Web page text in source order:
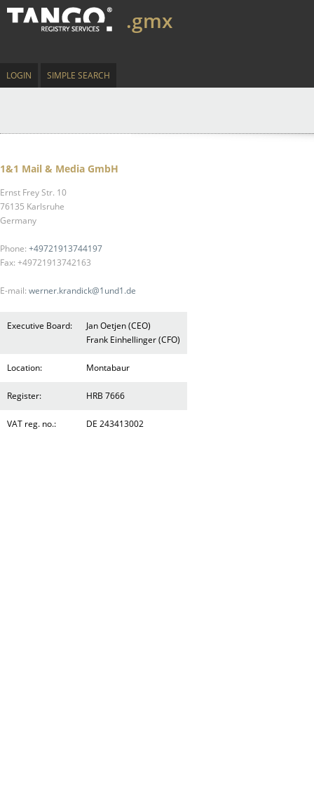
.gmx
LOGIN SIMPLE SEARCH
1&1 Mail & Media GmbH
Ernst Frey Str. 10
76135 Karlsruhe
Germany
Phone: +49721913744197
Fax: +49721913742163
E-mail: werner.krandick@1und1.de
Executive Board:
Jan Oetjen (CEO)
Frank Einhellinger (CFO)
Location: Montabaur
Register: HRB 7666
VAT reg. no.: DE 243413002